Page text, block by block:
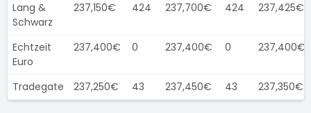
Lang &
Schwarz
237,150€ 424 237,700€ 424 237,425€
Echtzeit
Euro
237,400€ 0 237,400€ 0 237,400€
Tradegate 237,250€ 43 237,450€ 43 237,350€